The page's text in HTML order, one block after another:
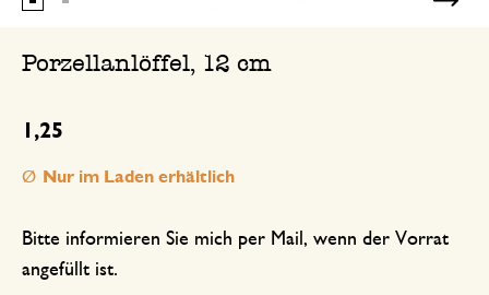
Porzellanlöffel, 12 cm
1,25
Bitte informieren Sie mich per Mail, wenn der Vorrat
angefüllt ist.
Nur im Laden erhältlich